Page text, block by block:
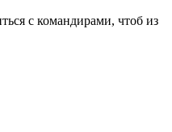
с командирами, чтоб из